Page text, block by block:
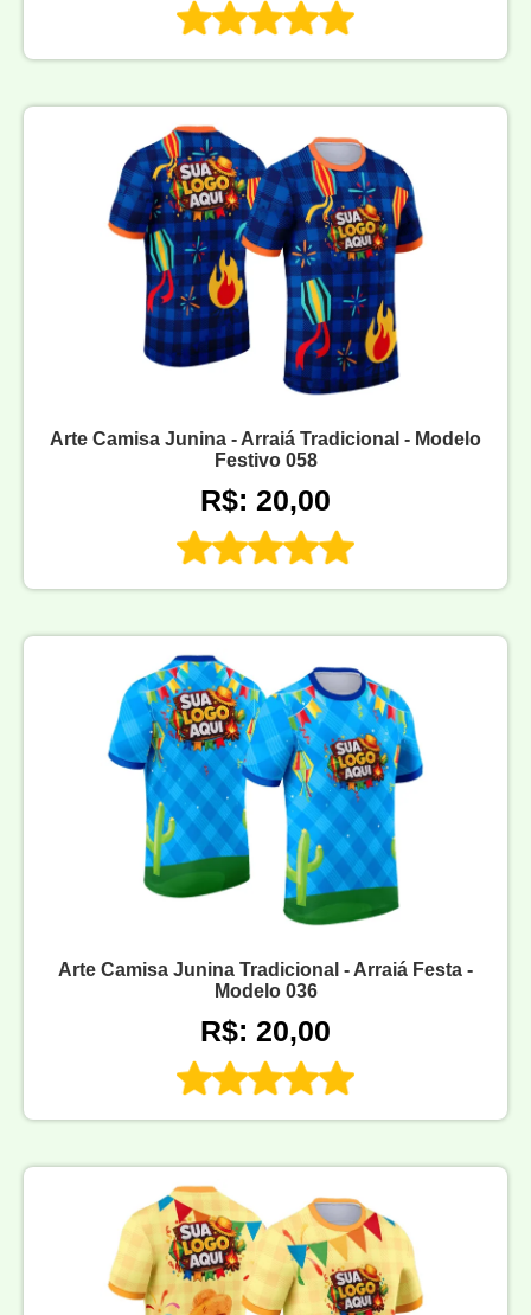
Arte Camisa Junina - Arraiá Tradicional - Modelo
Festivo 058
R$: 20,00
Arte Camisa Junina Tradicional - Arraiá Festa -
Modelo 036
R$: 20,00